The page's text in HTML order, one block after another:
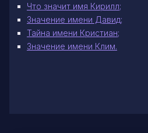
Что значит имя Кирилл;
Значение имени Давид;
Тайна имени Кристиан;
Значение имени Клим.